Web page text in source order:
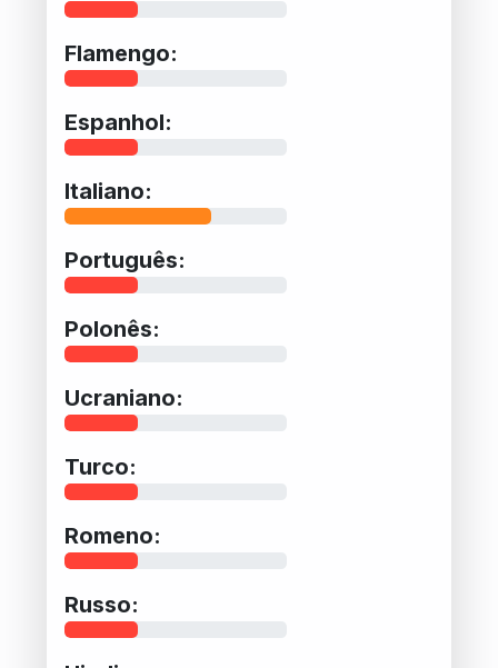
Flamengo:
Espanhol:
Italiano:
Português:
Polonês:
Ucraniano:
Turco:
Romeno:
Russo: